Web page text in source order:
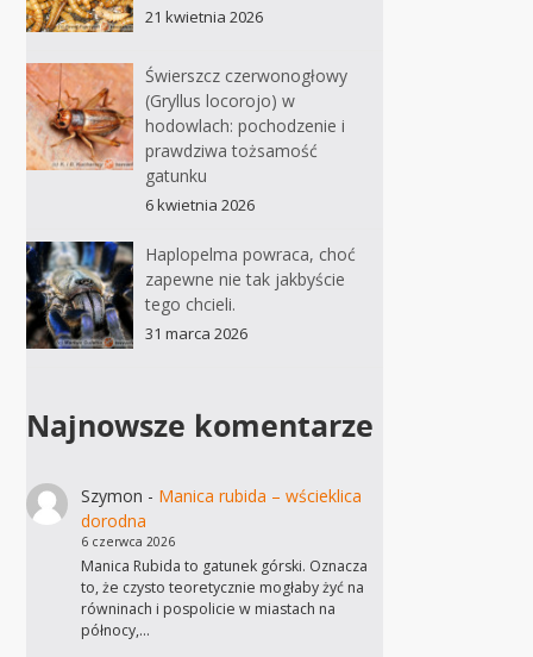
21 kwietnia 2026
Świerszcz czerwonogłowy
(Gryllus locorojo) w
hodowlach: pochodzenie i
prawdziwa tożsamość
gatunku
6 kwietnia 2026
Haplopelma powraca, choć
zapewne nie tak jakbyście
tego chcieli.
31 marca 2026
Najnowsze komentarze
Szymon - Manica rubida – wścieklica
dorodna
6 czerwca 2026
Manica Rubida to gatunek górski. Oznacza
to, że czysto teoretycznie mogłaby żyć na
równinach i pospolicie w miastach na
północy,…